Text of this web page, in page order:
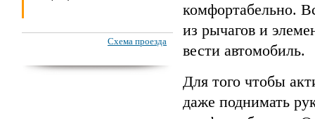
Схема проезда
комфортабельно.
из рычагов и
вести автомобиль.
Для того чтобы
даже поднимать